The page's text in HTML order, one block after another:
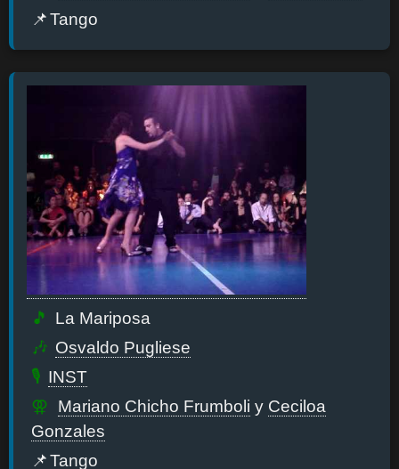
Tango
La Mariposa
Osvaldo Pugliese
INST
Mariano Chicho Frumboli y Ceciloa
Gonzales
Tango